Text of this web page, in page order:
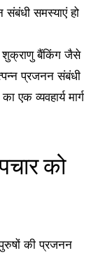
समस्याएं हो
बैंकिंग जैसे
प्रजनन संबंधी
एक व्यवहार्य मार्ग
को
की प्रजनन